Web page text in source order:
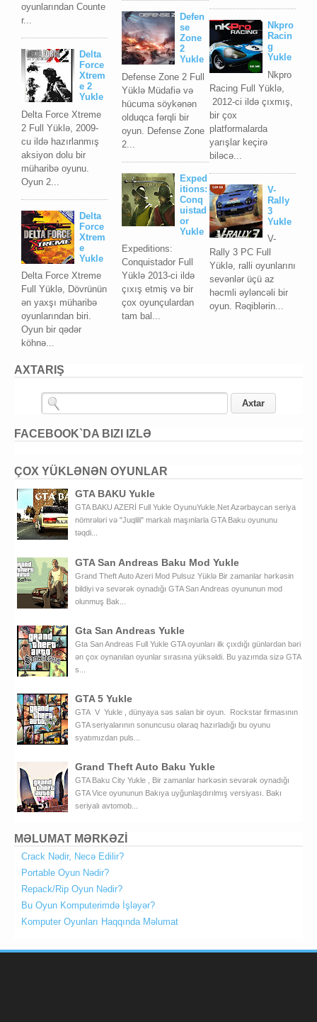
oyunlarından Counte
r...
Delta
Force
Xtrem
e 2
Yukle
Delta Force Xtreme
2 Full Yüklə, 2009-
cu ildə hazırlanmış
aksiyon dolu bir
müharibə oyunu.
Oyun 2...
Delta
Force
Xtrem
e
Yukle
Delta Force Xtreme
Full Yüklə, Dövrünün
ən yaxşı müharibə
oyunlarından biri.
Oyun bir qədər
köhnə...
Nkpro
Racin
g
Yukle
Nkpro
Racing Full Yüklə,
2012-ci ildə çıxmış,
bir çox
platformalarda
yarışlar keçirə
biləcə...
V-
Rally
3
Yukle
V-
Rally 3 PC Full
Yüklə, ralli oyunlarını
sevənlər üçü az
həcmli əyləncəli bir
oyun. Rəqiblərin...
Defen
se
Zone
2
Yukle
Defense Zone 2 Full
Yüklə Müdafiə və
hücuma söykənən
olduqca fərqli bir
oyun. Defense Zone
2...
Exped
itions:
Conq
uistad
or
Yukle
Expeditions:
Conquistador Full
Yüklə 2013-ci ildə
çıxış etmiş və bir
çox oyunçulardan
tam bal...
AXTARIŞ
FACEBOOK`DA BIZI IZLƏ
ÇOX YÜKLƏNƏN OYUNLAR
GTA BAKU Yukle
GTA BAKU AZERİ Full Yukle OyunuYukle.Net Azərbaycan seriya
nömrələri və "Juqlili" markalı maşınlarla GTA Baku oyununu
təqdi...
GTA San Andreas Baku Mod Yukle
Grand Theft Auto Azeri Mod Pulsuz Yüklə Bir zamanlar hərkəsin
bildiyi və sevərək oynadığı GTA San Andreas oyununun mod
olunmuş Bak...
Gta San Andreas Yukle
Gta San Andreas Full Yukle GTA oyunları ilk çıxdığı günlərdən bəri
ən çox oynanılan oyunlar sırasına yüksəldi. Bu yazımda sizə GTA
s...
GTA 5 Yukle
GTA V Yukle , dünyaya səs salan bir oyun. Rockstar firmasının
GTA seriyalarının sonuncusu olaraq hazırladığı bu oyunu
syatımızdan puls...
Grand Theft Auto Baku Yukle
GTA Baku City Yukle , Bir zamanlar hərkəsin sevərək oynadığı
GTA Vice oyununun Bakıya uyğunlaşdırılmış versiyası. Bakı
seriyalı avtomob...
MƏLUMAT MƏRKƏZİ
Crack Nədir, Necə Edilir?
Portable Oyun Nədir?
Repack/Rip Oyun Nədir?
Bu Oyun Komputerimdə İşləyər?
Komputer Oyunları Haqqında Məlumat